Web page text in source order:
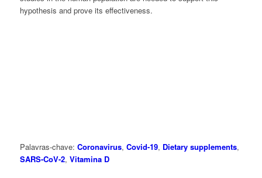
hypothesis and prove its effectiveness.
Palavras-chave: Coronavirus, Covid-19, Dietary supplements,
SARS-CoV-2, Vitamina D